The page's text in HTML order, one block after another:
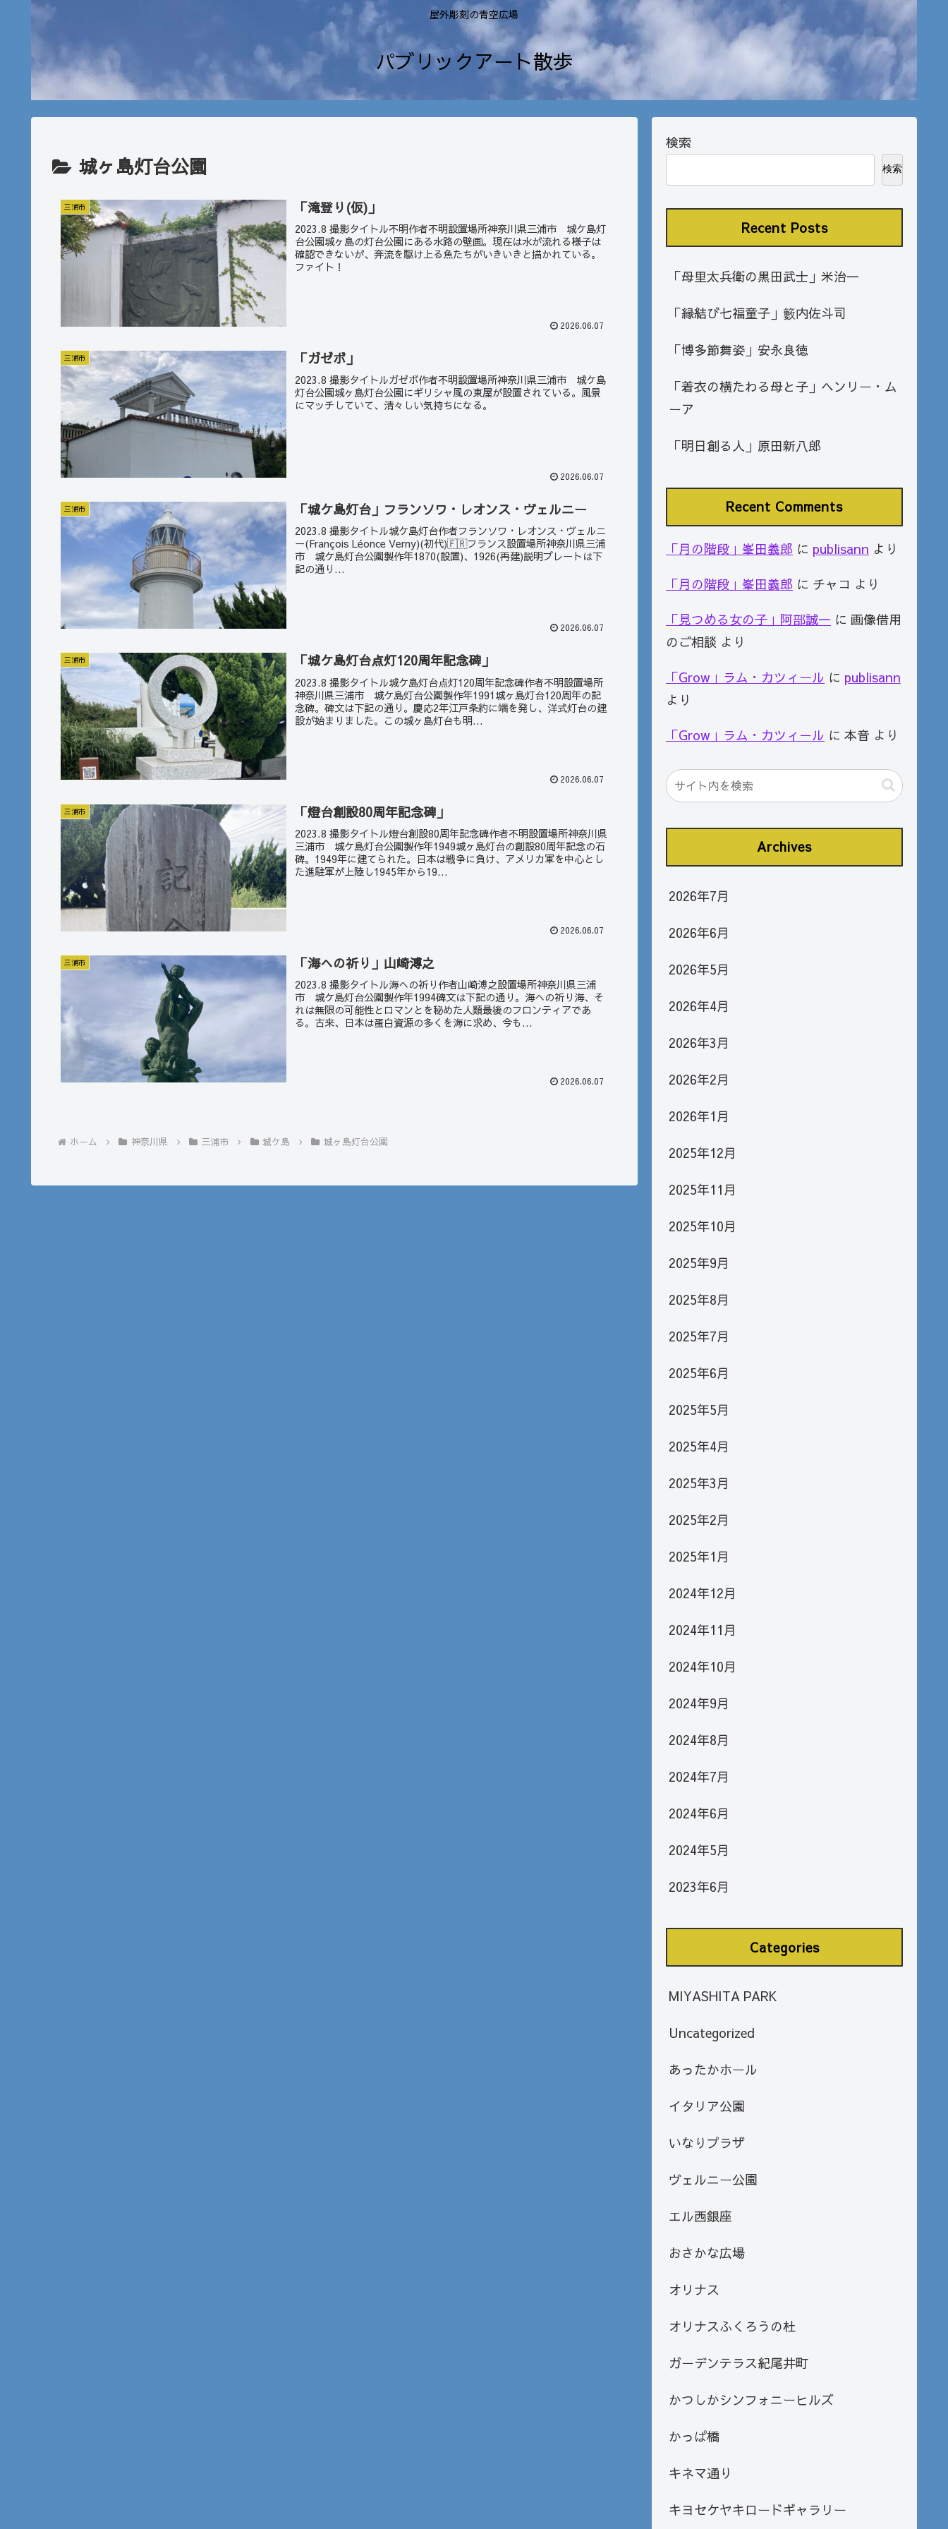
屋外彫刻の青空広場
パブリックアート散歩
城ヶ島灯台公園
三浦市 「滝登り(仮)」
2023.8 撮影タイトル不明作者不明設置場所神奈川県三浦市 城ケ島灯
台公園城ヶ島の灯台公園にある水路の壁画。現在は水が流れる様子は
確認できないが、奔流を駆け上る魚たちがいきいきと描かれている。
ファイト！
2026.06.07
三浦市 「ガゼボ」
2023.8 撮影タイトルガゼボ作者不明設置場所神奈川県三浦市 城ケ島
灯台公園城ヶ島灯台公園にギリシャ風の東屋が設置されている。風景
にマッチしていて、清々しい気持ちになる。
2026.06.07
三浦市 「城ケ島灯台」フランソワ・レオンス・ヴェルニー
2023.8 撮影タイトル城ケ島灯台作者フランソワ・レオンス・ヴェルニ
ー(François Léonce Verny)(初代)🇫🇷フランス設置場所神奈川県三浦
市 城ケ島灯台公園製作年1870(設置)、1926(再建)説明プレートは下
記の通り...
2026.06.07
三浦市 「城ケ島灯台点灯120周年記念碑」
2023.8 撮影タイトル城ケ島灯台点灯120周年記念碑作者不明設置場所
神奈川県三浦市 城ケ島灯台公園製作年1991城ヶ島灯台120周年の記
念碑。碑文は下記の通り。慶応2年江戸条約に端を発し、洋式灯台の建
設が始まりました。この城ヶ島灯台も明...
2026.06.07
三浦市 「燈台創設80周年記念碑」
2023.8 撮影タイトル燈台創設80周年記念碑作者不明設置場所神奈川県
三浦市 城ケ島灯台公園製作年1949城ヶ島灯台の創設80周年記念の石
碑。1949年に建てられた。日本は戦争に負け、アメリカ軍を中心とし
た進駐軍が上陸し1945年から19...
2026.06.07
三浦市 「海への祈り」山崎溥之
2023.8 撮影タイトル海への祈り作者山崎溥之設置場所神奈川県三浦
市 城ケ島灯台公園製作年1994碑文は下記の通り。海への祈り海、そ
れは無限の可能性とロマンとを秘めた人類最後のフロンティアであ
る。古来、日本は蛋白資源の多くを海に求め、今も...
2026.06.07
ホーム 神奈川県 三浦市 城ケ島 城ヶ島灯台公園
検索
検索
Recent Posts
「母里太兵衛の黒田武士」米治一
「縁結び七福童子」籔内佐斗司
「博多節舞姿」安永良徳
「着衣の横たわる母と子」ヘンリー・ム
ーア
「明日創る人」原田新八郎
Recent Comments
「月の階段」峯田義郎 に publisann より
「月の階段」峯田義郎 に チャコ より
「見つめる女の子」阿部誠一 に 画像借用
のご相談 より
「Grow」ラム・カツィール に publisann
より
「Grow」ラム・カツィール に 本音 より
Archives
2026年7月
2026年6月
2026年5月
2026年4月
2026年3月
2026年2月
2026年1月
2025年12月
2025年11月
2025年10月
2025年9月
2025年8月
2025年7月
2025年6月
2025年5月
2025年4月
2025年3月
2025年2月
2025年1月
2024年12月
2024年11月
2024年10月
2024年9月
2024年8月
2024年7月
2024年6月
2024年5月
2023年6月
Categories
MIYASHITA PARK
Uncategorized
あったかホール
イタリア公園
いなりプラザ
ヴェルニー公園
エル西銀座
おさかな広場
オリナス
オリナスふくろうの杜
ガーデンテラス紀尾井町
かつしかシンフォニーヒルズ
かっぱ橋
キネマ通り
キヨセケヤキロードギャラリー